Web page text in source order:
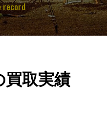
record
買取実績